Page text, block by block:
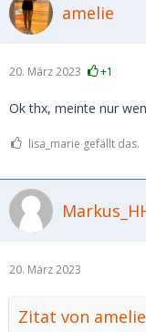
amelie
20. März 2023 +1
Ok thx, meinte nur
lisa_marie gefällt das.
20. März 2023
Zitat von amelie